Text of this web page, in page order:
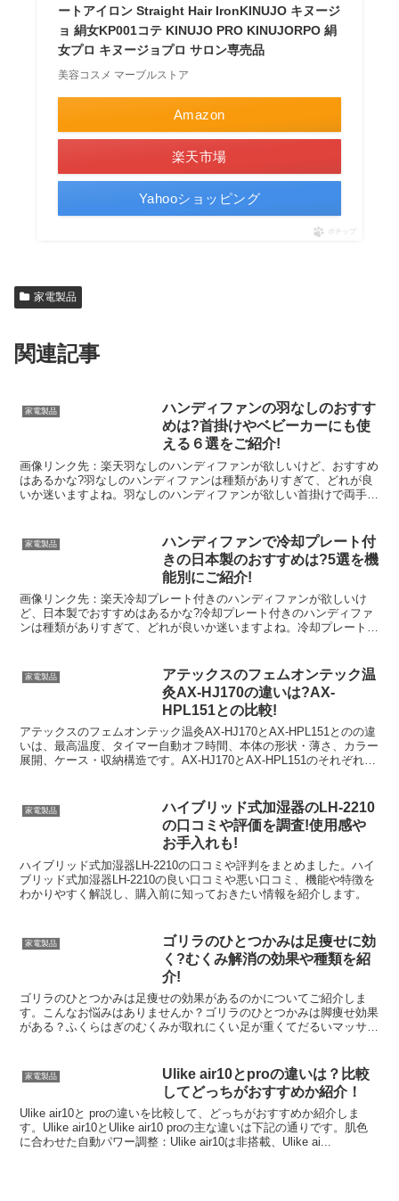
ートアイロン Straight Hair IronKINUJO キヌージ
ョ 絹女KP001コテ KINUJO PRO KINUJORPO 絹
女プロ キヌージョプロ サロン専売品
美容コスメ マーブルストア
Amazon
楽天市場
Yahooショッピング
ポチップ
家電製品
関連記事
家電製品
ハンディファンの羽なしのおすす
めは?首掛けやベビーカーにも使
える６選をご紹介!
画像リンク先：楽天羽なしのハンディファンが欲しいけど、おすすめ
はあるかな?羽なしのハンディファンは種類がありすぎて、どれが良
いか迷いますよね。羽なしのハンディファンが欲しい首掛けで両手が
家電製品
ハンディファンで冷却プレート付
きの日本製のおすすめは?5選を機
能別にご紹介!
画像リンク先：楽天冷却プレート付きのハンディファンが欲しいけ
ど、日本製でおすすめはあるかな?冷却プレート付きのハンディファ
ンは種類がありすぎて、どれが良いか迷いますよね。冷却プレート付
家電製品
アテックスのフェムオンテック温
灸AX-HJ170の違いは?AX-
HPL151との比較!
アテックスのフェムオンテック温灸AX-HJ170とAX-HPL151とのの違
いは、最高温度、タイマー自動オフ時間、本体の形状・薄さ、カラー
展開、ケース・収納構造です。AX-HJ170とAX-HPL151のそれぞれの
家電製品
ハイブリッド式加湿器のLH-2210
の口コミや評価を調査!使用感や
お手入れも!
ハイブリッド式加湿器LH-2210の口コミや評判をまとめました。ハイ
ブリッド式加湿器LH-2210の良い口コミや悪い口コミ、機能や特徴を
わかりやすく解説し、購入前に知っておきたい情報を紹介します。
家電製品
ゴリラのひとつかみは足痩せに効
く?むくみ解消の効果や種類を紹
介!
ゴリラのひとつかみは足痩せの効果があるのかについてご紹介しま
す。こんなお悩みはありませんか？ゴリラのひとつかみは脚痩せ効果
がある？ふくらはぎのむくみが取れにくい足が重くてだるいマッサー
家電製品
Ulike air10とproの違いは？比較
してどっちがおすすめか紹介！
Ulike air10と proの違いを比較して、どっちがおすすめか紹介しま
す。Ulike air10とUlike air10 proの主な違いは下記の通りです。肌色
に合わせた自動パワー調整：Ulike air10は非搭載、Ulike ai...